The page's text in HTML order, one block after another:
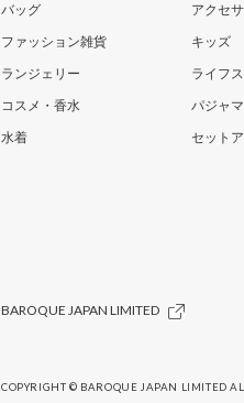
バッグ
アクセ
ファッション雑貨
キッズ
ランジェリー
ライフ
コスメ・香水
パジャ
水着
セット
BAROQUE JAPAN LIMITED
COPYRIGHT © BAROQUE JAPAN LIMITED